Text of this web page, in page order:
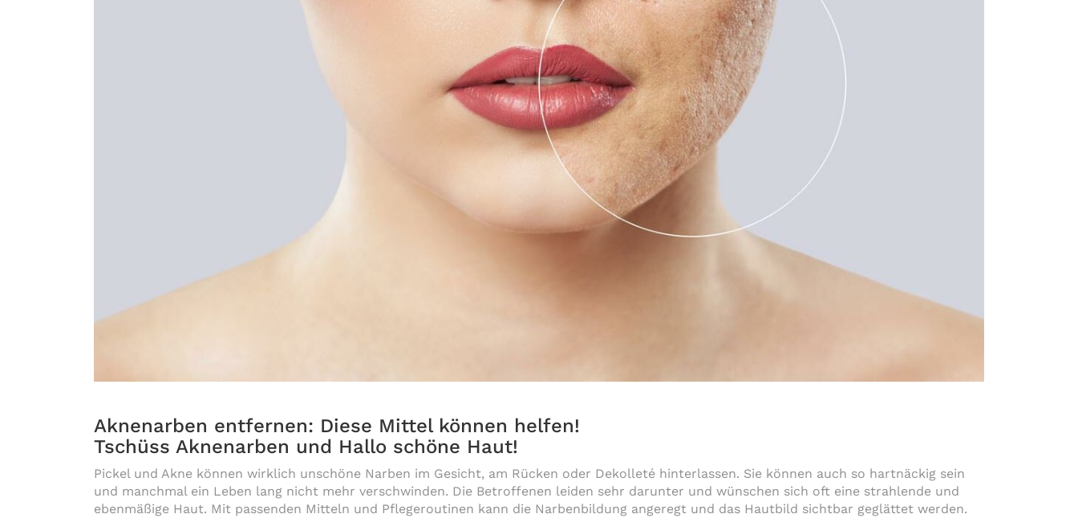
Aknenarben entfernen: Diese Mittel können helfen!
Tschüss Aknenarben und Hallo schöne Haut!
Pickel und Akne können wirklich unschöne Narben im Gesicht, am Rücken oder Dekolleté hinterlassen. Sie können auch so hartnäckig sein
und manchmal ein Leben lang nicht mehr verschwinden. Die Betroffenen leiden sehr darunter und wünschen sich oft eine strahlende und
ebenmäßige Haut. Mit passenden Mitteln und Pflegeroutinen kann die Narbenbildung angeregt und das Hautbild sichtbar geglättet werden.